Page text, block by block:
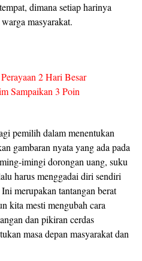
dimana setiap harinya
masyarakat.
2 Hari Besar
Sampaikan 3 Poin
pemilih dalam menentukan
gambaran nyata yang ada pada
imingi dorongan uang, suku
harus menggadai diri sendiri
merupakan tantangan berat
kita mesti mengubah cara
dan pikiran cerdas
masa depan masyarakat dan